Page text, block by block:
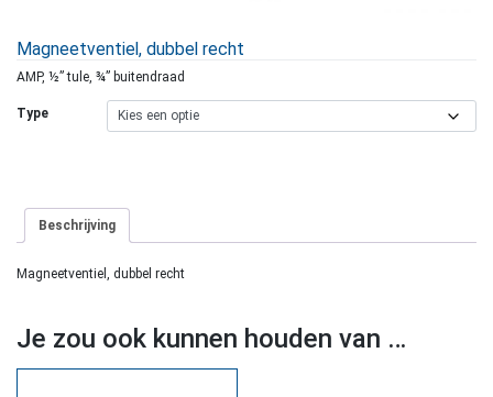
Magneetventiel, dubbel recht
AMP, ½” tule, ¾” buitendraad
Type
Beschrijving
Magneetventiel, dubbel recht
Je zou ook kunnen houden van …